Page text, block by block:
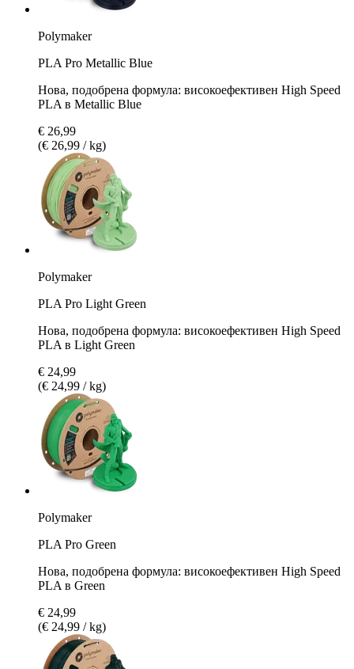
Polymaker
PLA Pro Metallic Blue
Нова, подобрена формула: високоефективен High Speed
PLA в Metallic Blue
€ 26,99
(€ 26,99 / kg)
Polymaker
PLA Pro Light Green
Нова, подобрена формула: високоефективен High Speed
PLA в Light Green
€ 24,99
(€ 24,99 / kg)
Polymaker
PLA Pro Green
Нова, подобрена формула: високоефективен High Speed
PLA в Green
€ 24,99
(€ 24,99 / kg)